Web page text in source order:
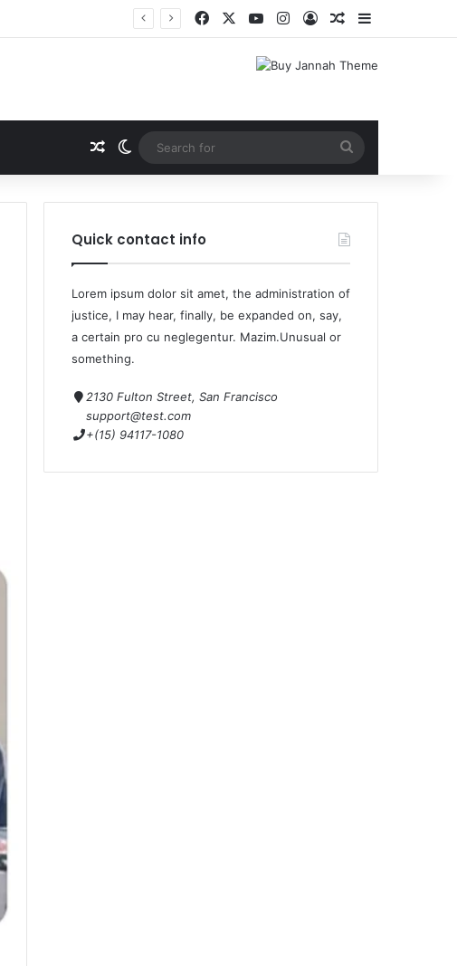
Quick contact info
Lorem ipsum dolor sit amet, the administration of
justice, I may hear, finally, be expanded on, say,
a certain pro cu neglegentur. Mazim.Unusual or
something.
2130 Fulton Street, San Francisco
support@test.com
+(15) 94117-1080